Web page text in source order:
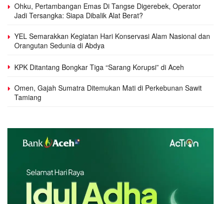
Ohku, Pertambangan Emas Di Tangse Digerebek, Operator
Jadi Tersangka: Siapa Dibalik Alat Berat?
YEL Semarakkan Kegiatan Hari Konservasi Alam Nasional dan
Orangutan Sedunia di Abdya
KPK Ditantang Bongkar Tiga “Sarang Korupsi” di Aceh
Omen, Gajah Sumatra Ditemukan Mati di Perkebunan Sawit
Tamiang